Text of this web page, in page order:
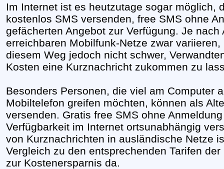
Im Internet ist es heutzutage sogar möglich,
kostenlos SMS versenden, free SMS ohne
gefächerten Angebot zur Verfügung. Je
erreichbaren Mobilfunk-Netze zwar
diesem Weg jedoch nicht schwer,
Kosten eine Kurznachricht zukommen zu
Besonders Personen, die viel am Computer
Mobiltelefon greifen möchten, können als
versenden. Gratis free SMS ohne
Verfügbarkeit im Internet ortsunabhängig
von Kurznachrichten in ausländische Netze
Vergleich zu den entsprechenden Tarifen
zur Kostenersparnis da.